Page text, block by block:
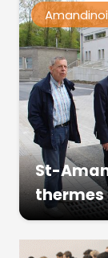
St-
thermes